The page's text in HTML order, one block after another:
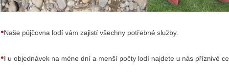
•Naše půjčovna lodí vám zajistí všechny potřebné služby.
•I u objednávek na méne dní a menší počty lodí najdete u nás příznivé